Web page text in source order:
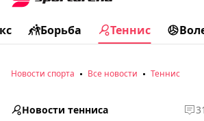
Борьба Теннис
Новости спорта Все новости Теннис
Новости тенниса 3